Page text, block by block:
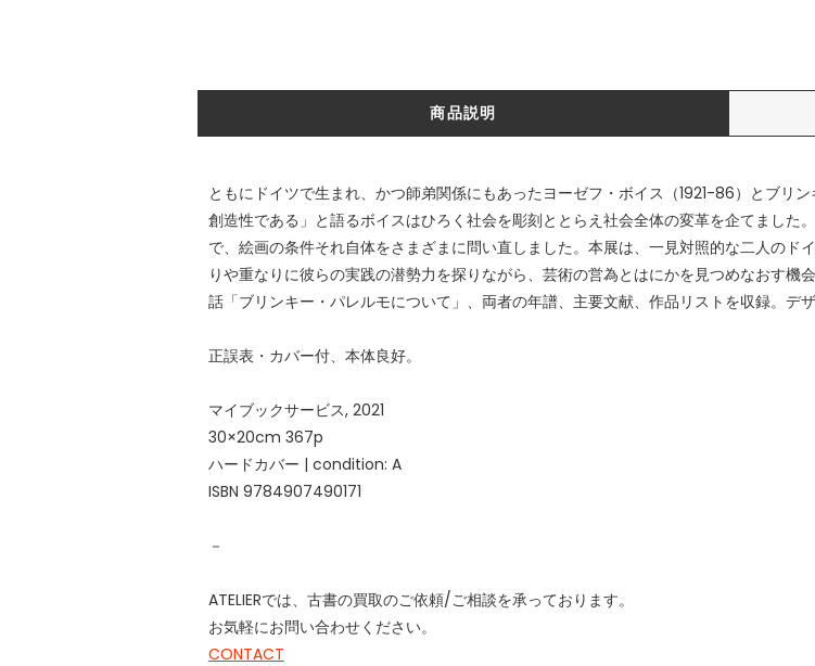
商品説明
ともにドイツで生まれ、かつ師弟関係にもあったヨーゼフ・ボイス（1921-86）とブリ
創造性である」と語るボイスはひろく社会を彫刻ととらえ社会全体の変革を企てまし
で、絵画の条件それ自体をさまざまに問い直しました。本展は、一見対照的な二人の
りや重なりに彼らの実践の潜勢力を探りながら、芸術の営為とはにかを見つめなおす
話「ブリンキー・パレルモについて」、両者の年譜、主要文献、作品リストを収録。デ
正誤表・カバー付、本体良好。
マイブックサービス, 2021
30×20cm 367p
ハードカバー | condition: A
ISBN 9784907490171
－
ATELIERでは、古書の買取のご依頼/ご相談を承っております。
お気軽にお問い合わせください。
CONTACT